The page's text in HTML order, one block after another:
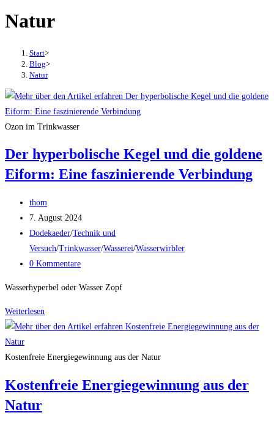
durchsuchen
Natur
Start>
Blog>
Natur
Ozon im Trinkwasser
Der hyperbolische Kegel und die goldene
Eiform: Eine faszinierende Verbindung
Beitrags-
Autor:
thom
Beitrag
veröffentlicht:
7. August 2024
Beitrags-
Kategorie:
Dodekaeder/Technik und
Versuch/Trinkwasser/Wasserei/Wasserwirbler
Beitrags-
0 Kommentare
Wasserhyperbel oder Wasser Zopf
Weiterlesen
hyperbolische
und
goldene
Kostenfreie Energiegewinnung aus der Natur
Kostenfreie Energiegewinnung aus der
Natur